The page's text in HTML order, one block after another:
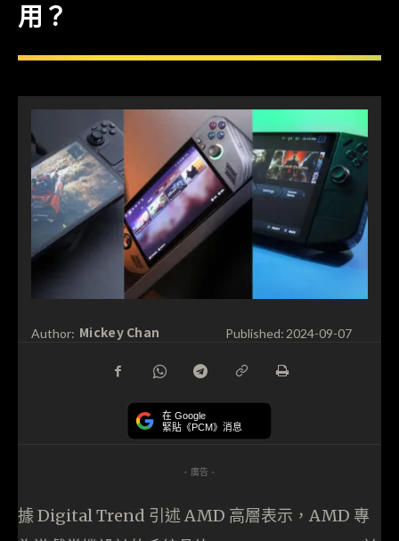
用？
Author: Mickey Chan Published: 2024-09-07
在 Google
緊貼《PCM》消息
- 廣告 -
據 Digital Trend 引述 AMD 高層表示，AMD 專